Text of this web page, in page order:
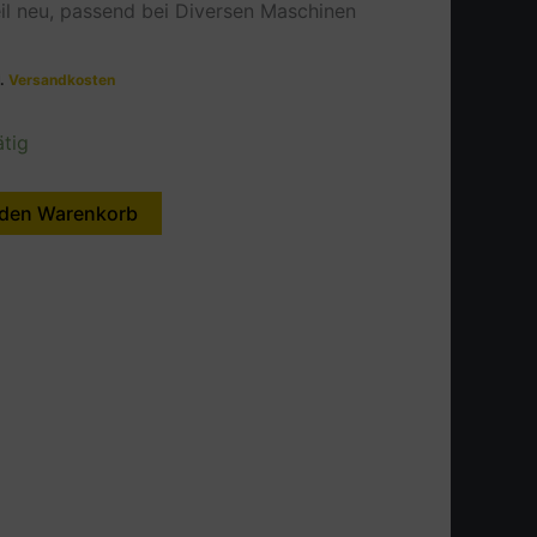
neu, passend bei Diversen Maschinen
Versandkosten
Warenkorb